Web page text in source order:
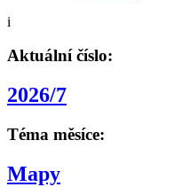
i
Aktuální číslo:
2026/7
Téma měsíce:
Mapy